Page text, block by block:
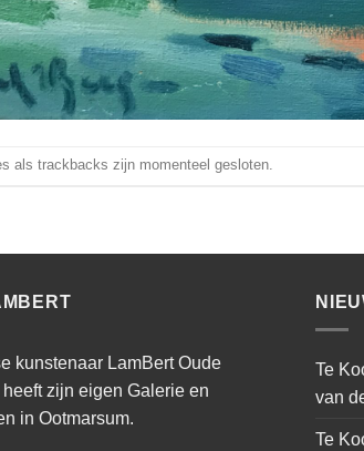
als trackbacks zijn momenteel gesloten.
kunstenaar LamBert Oude
zijn eigen Galerie en
in Ootmarsum.
Te
van
Te